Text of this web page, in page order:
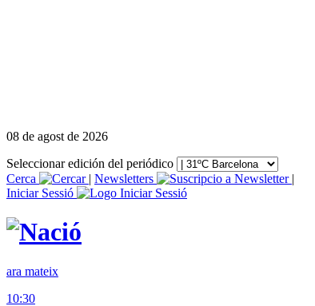
08 de agost de 2026
Seleccionar edición del periódico
Cerca
| Newsletters
|
Iniciar Sessió
ara mateix
10:30